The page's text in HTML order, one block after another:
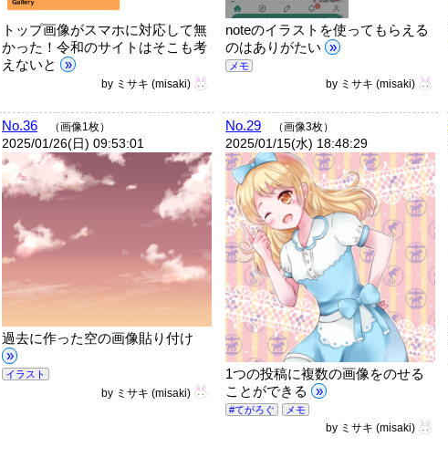
トップ画像がスマホに対応して無
かった！令和のサイトはそこも考
えないと »
by ミサキ(misaki)
noteのイラストを使ってもらえる
のはありがたい »
メモ
by ミサキ (misaki)
No.36 （画像1枚）
2025/01/26(日) 09:53:01
過去に作った空の画像貼り付け
»
イラスト
by ミサキ(misaki)
No.29 （画像3枚）
2025/01/15(水) 18:48:29
1つの投稿に複数の画像をのせる
ことができる »
#てがろぐ メモ
by ミサキ (misaki)